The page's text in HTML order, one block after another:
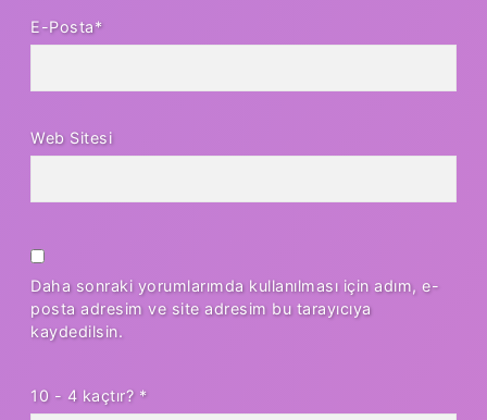
E-Posta*
Web Sitesi
Daha sonraki yorumlarımda kullanılması için adım, e-
posta adresim ve site adresim bu tarayıcıya
kaydedilsin.
10 - 4 kaçtır? *